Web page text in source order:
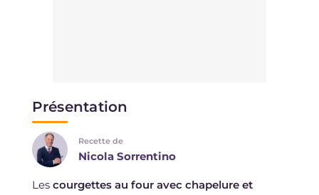
Présentation
Recette de
Nicola Sorrentino
Les courgettes au four avec chapelure et